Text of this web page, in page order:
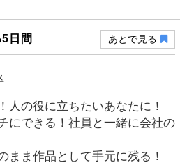
日間 あとで見る
人の役に立ちたいあなたに！
にできる！社員と一緒に会社の
まま作品として手元に残る！